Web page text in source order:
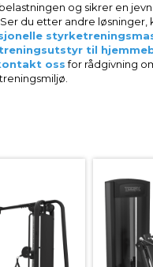
og sikrer en
du etter andre løsninger,
til
ossfor rådgivning